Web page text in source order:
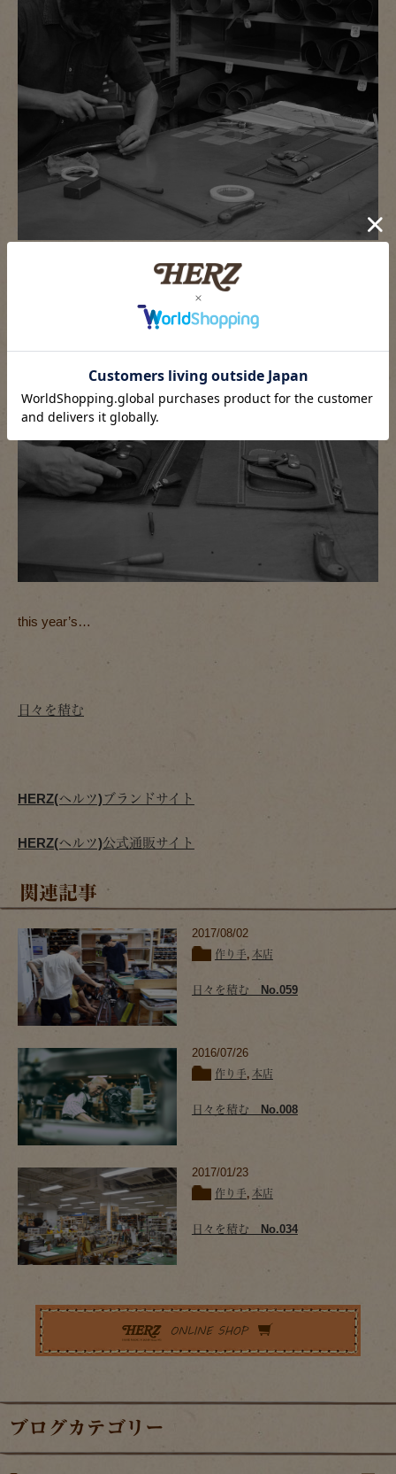
this year’s…
日々を積む
HERZ(ヘルツ)ブランドサイト
HERZ(ヘルツ)公式通販サイト
関連記事
2017/08/02
作り手, 本店
日々を積む No.059
2016/07/26
作り手, 本店
日々を積む No.008
2017/01/23
作り手, 本店
日々を積む No.034
ブログカテゴリー